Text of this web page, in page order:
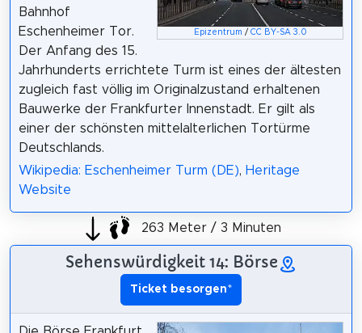
Epizentrum / CC BY-SA 3.0
Bahnhof
Eschenheimer Tor.
Der Anfang des 15.
Jahrhunderts errichtete Turm ist eines der ältesten
zugleich fast völlig im Originalzustand erhaltenen
Bauwerke der Frankfurter Innenstadt. Er gilt als
einer der schönsten mittelalterlichen Tortürme
Deutschlands.
Wikipedia: Eschenheimer Turm (DE), Heritage
Website
263 Meter / 3 Minuten
Sehenswürdigkeit 14: Börse
Ticket besorgen*